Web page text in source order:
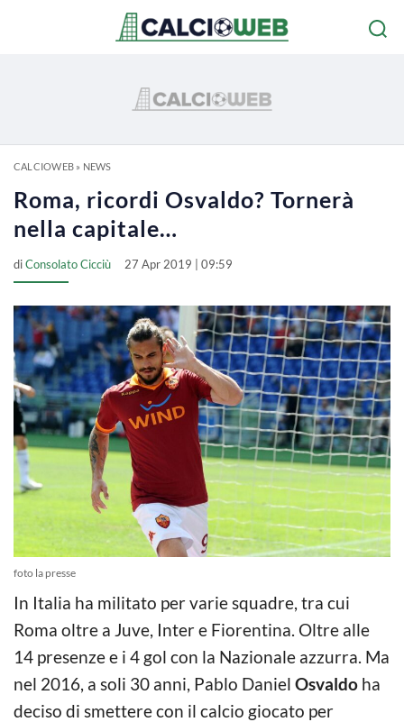
CALCIOWEB» NEWS
Roma, ricordi Osvaldo? Tornerà
nella capitale…
diConsolato Cicciù 27 Apr 2019 | 09:59
foto la presse
In Italia ha militato per varie squadre, tra cui
Roma oltre a Juve, Inter e Fiorentina. Oltre alle
14 presenze e i 4 gol con la Nazionale azzurra. Ma
nel 2016, a soli 30 anni, Pablo Daniel Osvaldo ha
deciso di smettere con il calcio giocato per